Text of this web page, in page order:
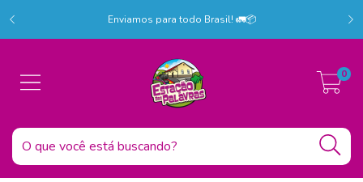
Enviamos para todo Brasil! 🚛📦
0